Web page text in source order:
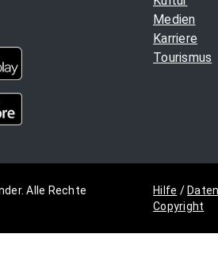
Medien
Karriere
Tourismus
Alle Rechte
Hilfe /
Copyright